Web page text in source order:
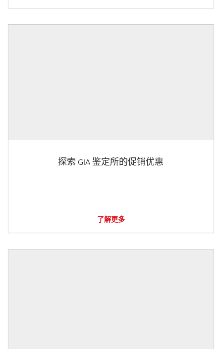
探索 GIA 鉴定所的促销优惠
了解更多